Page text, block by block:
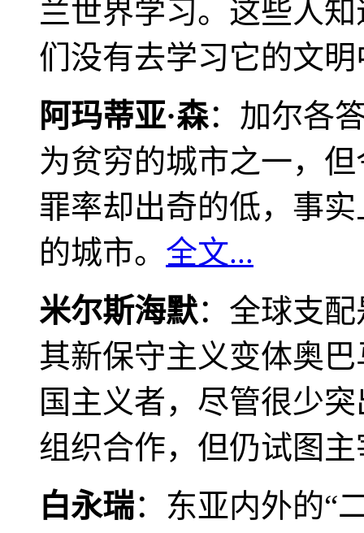
兰世界学习。这些人
们没有去学习它的文
阿玛蒂亚·森：加尔各
为贫穷的城市之一，
罪率却出奇的低，事
的城市。 全文...
米尔斯海默：全球支
其新保守主义变体奥
国主义者，尽管很少
组织合作，但仍试图
白永瑞：东亚内外的“